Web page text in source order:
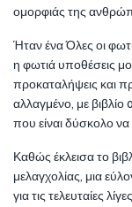
ομορφιάς της
Ήταν ένα Όλες οι
η φωτιά υποθέσεις
προκαταλήψεις και
αλλαγμένο, με
που είναι δύσκολο να
Καθώς έκλεισα το
μελαγχολίας, μια
για τις τελευταίες